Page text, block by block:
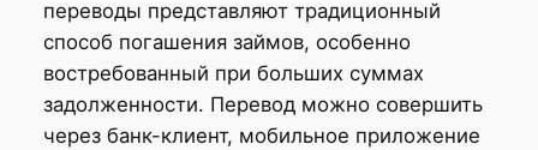
переводы представляют традиционный
способ погашения займов, особенно
востребованный при больших суммах
задолженности. Перевод можно совершить
через банк-клиент, мобильное приложение